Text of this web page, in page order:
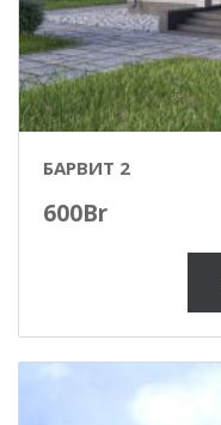
БАРВИТ 2
600Br